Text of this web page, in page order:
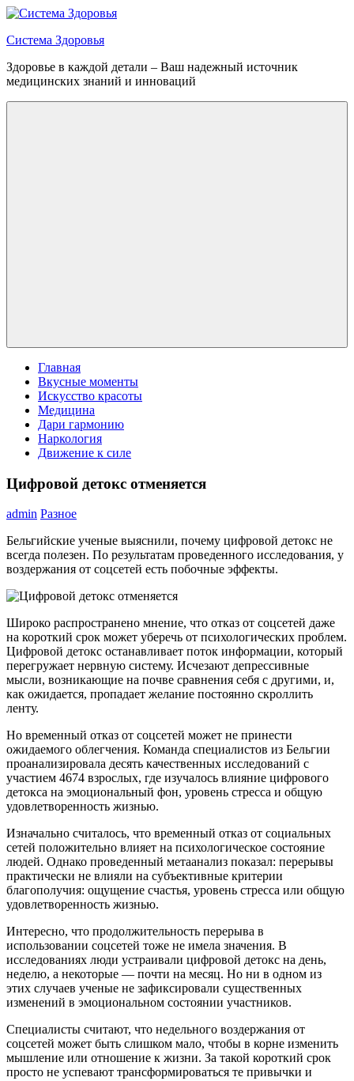
Перейти
содержимому
Система Здоровья
Здоровье в каждой детали – Ваш надежный источник
медицинских знаний и инноваций
Главная
Вкусные моменты
Искусство красоты
Медицина
Дари гармонию
Наркология
Движение к силе
Цифровой детокс отменяется
admin Разное
Бельгийские ученые выяснили, почему цифровой детокс не
всегда полезен. По результатам проведенного исследования, у
воздержания от соцсетей есть побочные эффекты.
Широко распространено мнение, что отказ от соцсетей даже
на короткий срок может уберечь от психологических проблем.
Цифровой детокс останавливает поток информации, который
перегружает нервную систему. Исчезают депрессивные
мысли, возникающие на почве сравнения себя с другими, и,
как ожидается, пропадает желание постоянно скроллить
ленту.
Но временный отказ от соцсетей может не принести
ожидаемого облегчения. Команда специалистов из Бельгии
проанализировала десять качественных исследований с
участием 4674 взрослых, где изучалось влияние цифрового
детокса на эмоциональный фон, уровень стресса и общую
удовлетворенность жизнью.
Изначально считалось, что временный отказ от социальных
сетей положительно влияет на психологическое состояние
людей. Однако проведенный метаанализ показал: перерывы
практически не влияли на субъективные критерии
благополучия: ощущение счастья, уровень стресса или общую
удовлетворенность жизнью.
Интересно, что продолжительность перерыва в
использовании соцсетей тоже не имела значения. В
исследованиях люди устраивали цифровой детокс на день,
неделю, а некоторые — почти на месяц. Но ни в одном из
этих случаев ученые не зафиксировали существенных
изменений в эмоциональном состоянии участников.
Специалисты считают, что недельного воздержания от
соцсетей может быть слишком мало, чтобы в корне изменить
мышление или отношение к жизни. За такой короткий срок
просто не успевают трансформироваться те привычки и